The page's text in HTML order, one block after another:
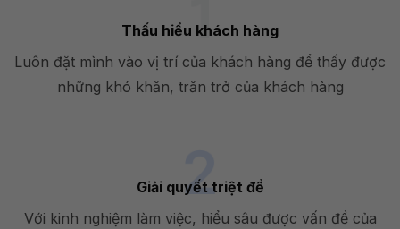
Thấu hiểu khách hàng
Luôn đặt mình vào vị trí của khách hàng để thấy được
những khó khăn, trăn trở của khách hàng
Giải quyết triệt để
Với kinh nghiệm làm việc, hiểu sâu được vấn đề của